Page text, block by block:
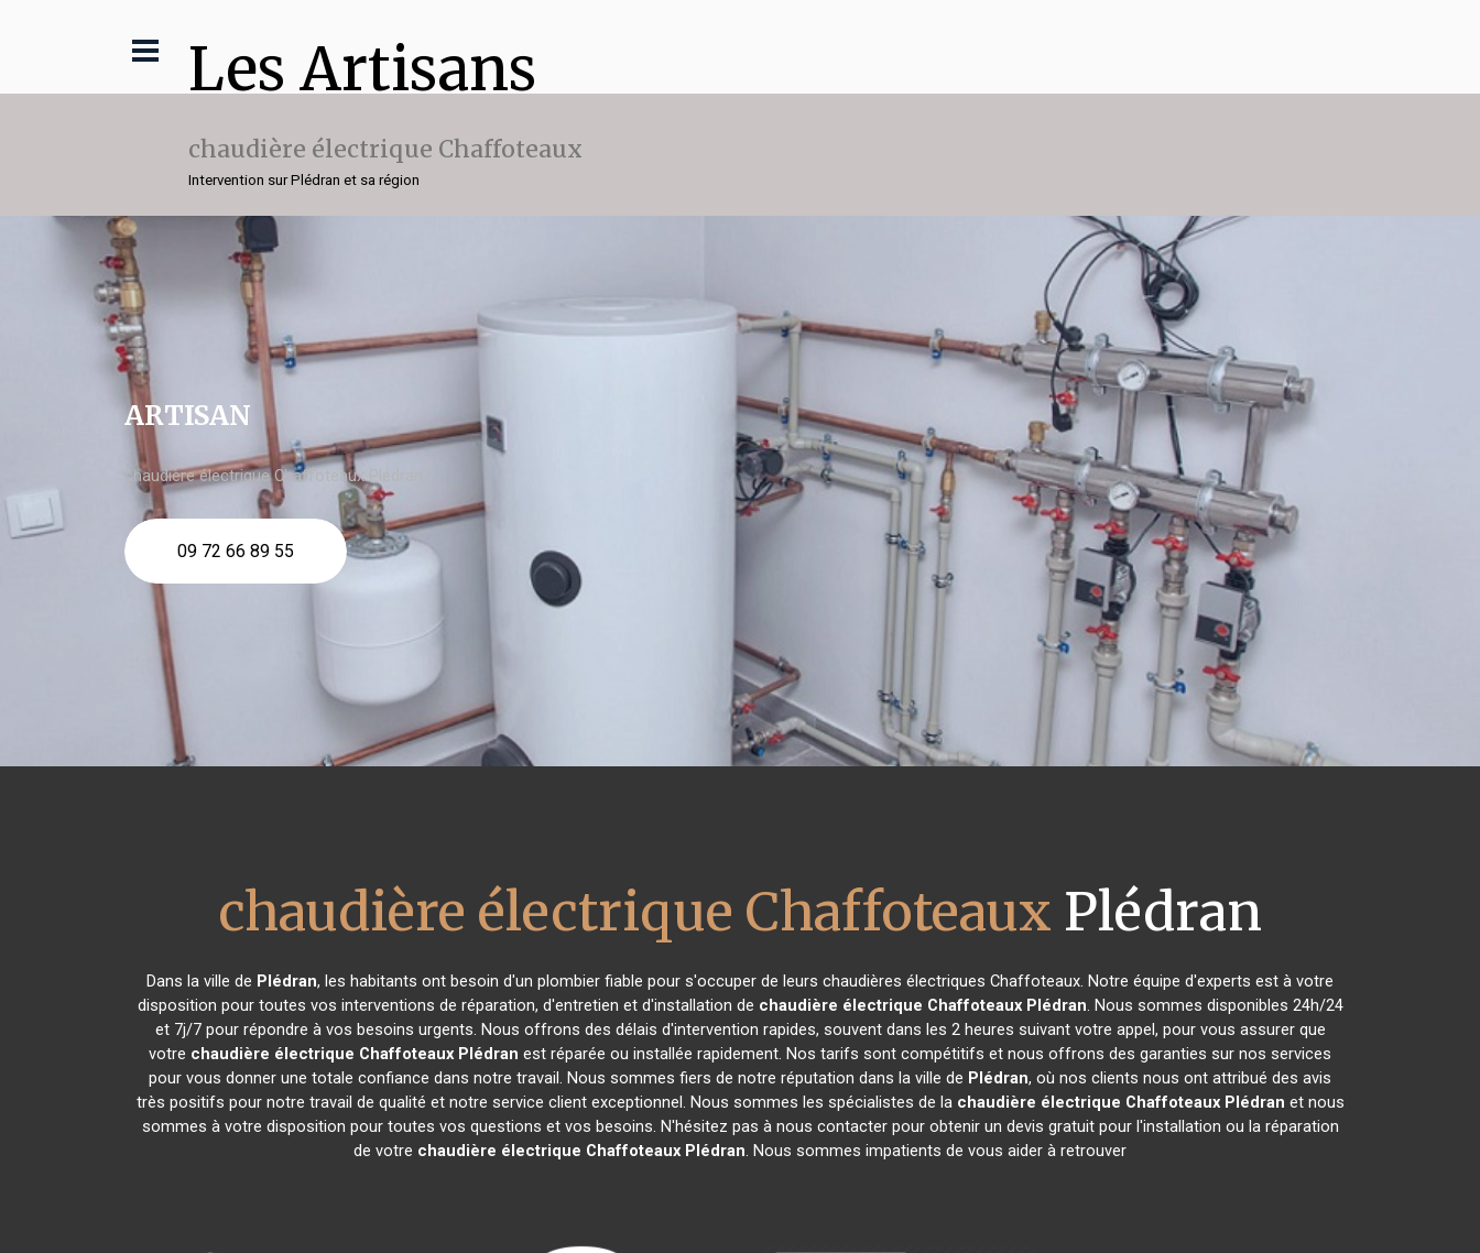
Les Artisans
chaudière électrique Chaffoteaux
Intervention sur Plédran et sa région
ARTISAN
chaudière électrique Chaffoteaux Plédran
09 72 66 89 55
chaudière électrique Chaffoteaux Plédran
Dans la ville de Plédran, les habitants ont besoin d'un plombier fiable pour s'occuper de leurs chaudières électriques Chaffoteaux. Notre équipe d'experts est à votre
disposition pour toutes vos interventions de réparation, d'entretien et d'installation de chaudière électrique Chaffoteaux Plédran. Nous sommes disponibles 24h/24
et 7j/7 pour répondre à vos besoins urgents. Nous offrons des délais d'intervention rapides, souvent dans les 2 heures suivant votre appel, pour vous assurer que
votre chaudière électrique Chaffoteaux Plédran est réparée ou installée rapidement. Nos tarifs sont compétitifs et nous offrons des garanties sur nos services
pour vous donner une totale confiance dans notre travail. Nous sommes fiers de notre réputation dans la ville de Plédran, où nos clients nous ont attribué des avis
très positifs pour notre travail de qualité et notre service client exceptionnel. Nous sommes les spécialistes de la chaudière électrique Chaffoteaux Plédran et nous
sommes à votre disposition pour toutes vos questions et vos besoins. N'hésitez pas à nous contacter pour obtenir un devis gratuit pour l'installation ou la réparation
de votre chaudière électrique Chaffoteaux Plédran. Nous sommes impatients de vous aider à retrouver